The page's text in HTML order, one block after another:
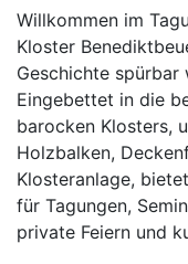
Willkommen im
Kloster
Geschichte spürbar
Eingebettet in die
barocken Klosters,
Holzbalken,
Klosteranlage,
für Tagungen,
private Feiern und